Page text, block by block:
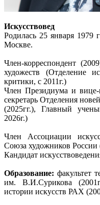
Искусствовед
Родилась 25 января 1979
Москве.
Член-корреспондент
художеств (Отделение
критики, с 2011г.)
Член Президиума и вице-
секретарь Отделения
(2025гг.), Главный
2026г.)
Член Ассоциации
Союза художников России
Кандидат
Образование: факультет
им. В.И.Сурикова
истории искусств РАХ